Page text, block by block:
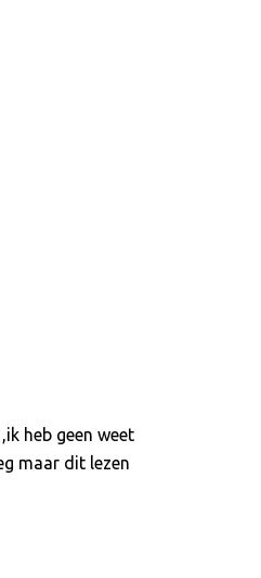
heb geen weet
maar dit lezen